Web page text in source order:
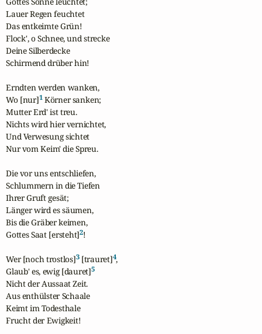
Lauer Regen feuchtet
Das entkeimte Grün!
Flock', o Schnee, und strecke
Deine Silberdecke
Schirmend drüber hin!
Erndten werden wanken,
Wo [nur]1 Körner sanken;
Mutter Erd' ist treu.
Nichts wird hier vernichtet,
Und Verwesung sichtet
Nur vom Keim' die Spreu.
Die vor uns entschliefen,
Schlummern in die Tiefen
Ihrer Gruft gesät;
Länger wird es säumen,
Bis die Gräber keimen,
Gottes Saat [ersteht]2!
Wer [noch trostlos]3 [trauret]4,
Glaub' es, ewig [dauret]5
Nicht der Aussaat Zeit.
Aus enthülster Schaale
Keimt im Todesthale
Frucht der Ewigkeit!